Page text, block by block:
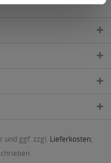
und ggf. zzgl. Lieferkosten,